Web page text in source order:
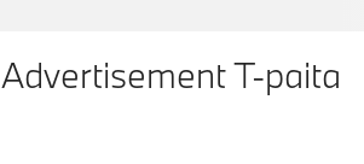
BMW Core Advertisement T-paita